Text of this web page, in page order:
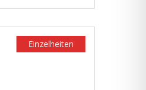
Einzelheiten